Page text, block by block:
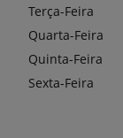
Terça-Feira
Quarta-Feira
Quinta-Feira
Sexta-Feira